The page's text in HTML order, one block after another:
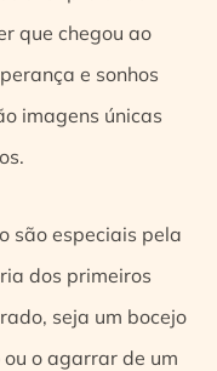
que chegou ao
e sonhos
imagens únicas
são especiais pela
dos primeiros
seja um bocejo
o agarrar de um